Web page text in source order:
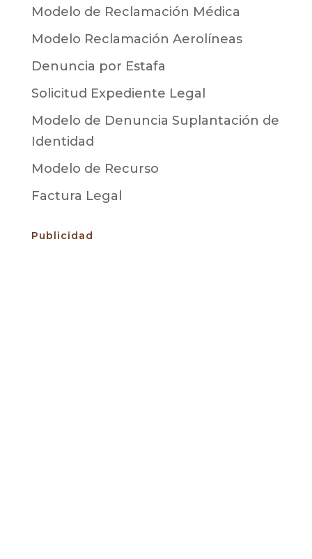
Modelo de Reclamación Médica
Modelo Reclamación Aerolíneas
Denuncia por Estafa
Solicitud Expediente Legal
Modelo de Denuncia Suplantación de
Identidad
Modelo de Recurso
Factura Legal
Publicidad